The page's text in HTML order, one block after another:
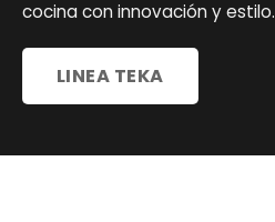
cocina con innovación y estilo.
LINEA TEKA